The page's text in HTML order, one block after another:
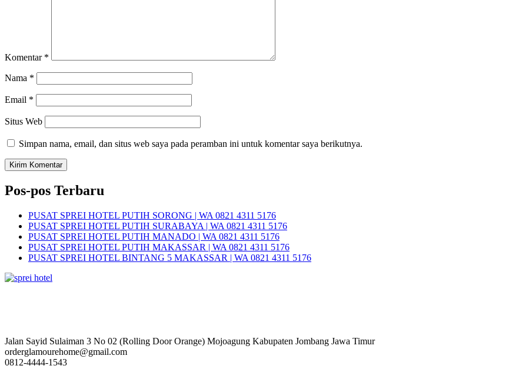
Komentar *
Nama *
Email *
Situs Web
Simpan nama, email, dan situs web saya pada peramban ini untuk komentar saya berikutnya.
Pos-pos Terbaru
PUSAT SPREI HOTEL PUTIH SORONG | WA 0821 4311 5176
PUSAT SPREI HOTEL PUTIH SURABAYA | WA 0821 4311 5176
PUSAT SPREI HOTEL PUTIH MANADO | WA 0821 4311 5176
PUSAT SPREI HOTEL PUTIH MAKASSAR | WA 0821 4311 5176
PUSAT SPREI HOTEL BINTANG 5 MAKASSAR | WA 0821 4311 5176
Jalan Sayid Sulaiman 3 No 02 (Rolling Door Orange) Mojoagung Kabupaten Jombang Jawa Timur
orderglamourehome@gmail.com
0812-4444-1543